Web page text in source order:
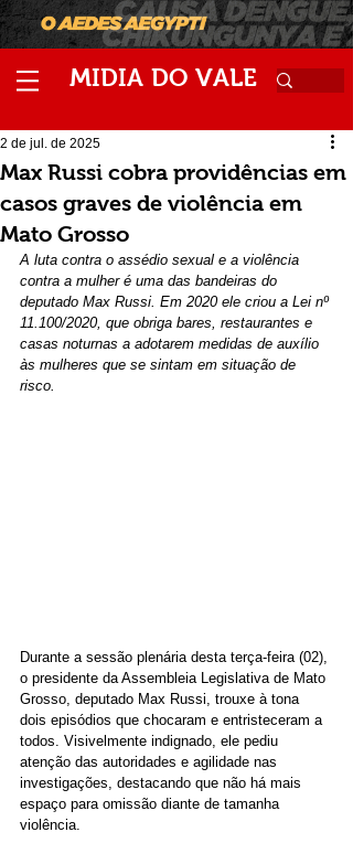
MIDIA DO VALE
Max Russi cobra providências em
casos graves de violência em
Mato Grosso
2 de jul. de 2025
A luta contra o assédio sexual e a violência
contra a mulher é uma das bandeiras do
deputado Max Russi. Em 2020 ele criou a Lei nº
11.100/2020, que obriga bares, restaurantes e
casas noturnas a adotarem medidas de auxílio
às mulheres que se sintam em situação de
risco.
Durante a sessão plenária desta terça-feira (02),
o presidente da Assembleia Legislativa de Mato
Grosso, deputado Max Russi, trouxe à tona
dois episódios que chocaram e entristeceram a
todos. Visivelmente indignado, ele pediu
atenção das autoridades e agilidade nas
investigações, destacando que não há mais
espaço para omissão diante de tamanha
violência.